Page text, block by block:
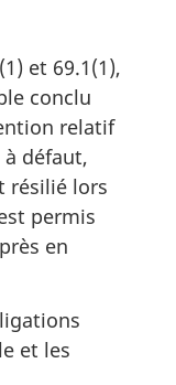
et 69.1(1),
conclu
relatif
défaut,
résilié lors
permis
en
et les